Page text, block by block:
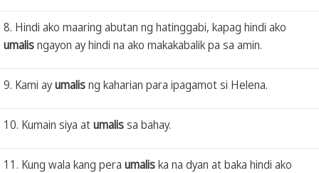
8. Hindi ako maaring abutan ng hatinggabi, kapag hindi ako
umalisngayon ay hindi na ako makakabalik pa sa amin.
9. Kami ayumalisng kaharian para ipagamot si Helena.
10. Kumain siya atumalissa bahay.
11. Kung wala kang pera umaliska na dyan at baka hindi ako